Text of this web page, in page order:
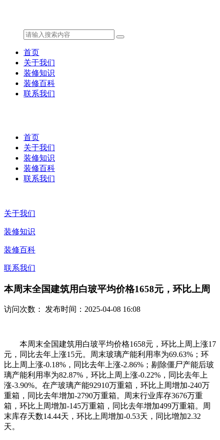
首页
关于我们
装修知识
装修百科
联系我们
首页
关于我们
装修知识
装修百科
联系我们
关于我们
装修知识
装修百科
联系我们
本周末全国建筑用白玻平均价格1658元，环比上周
访问次数： 发布时间：2025-04-08 16:08
本周末全国建筑用白玻平均价格1658元，环比上周上涨17
元，同比去年上涨15元。周末玻璃产能利用率为69.63%；环
比上周上涨-0.18%，同比去年上涨-2.86%；剔除僵尸产能后玻
璃产能利用率为82.87%，环比上周上涨-0.22%，同比去年上
涨-3.90%。在产玻璃产能92910万重箱，环比上周增加-240万
重箱，同比去年增加-2790万重箱。周末行业库存3676万重
箱，环比上周增加-145万重箱，同比去年增加499万重箱。周
末库存天数14.44天，环比上周增加-0.53天，同比增加2.32
天。